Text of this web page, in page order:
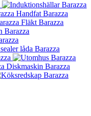
Handfat Barazza
Fläkt Barazza
Barazza
låda Barazza
Diskmaskin Barazza